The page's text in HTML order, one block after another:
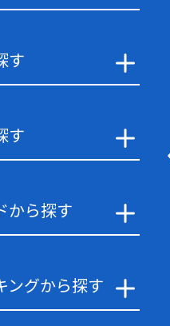
す
す
から探す
ングから探す